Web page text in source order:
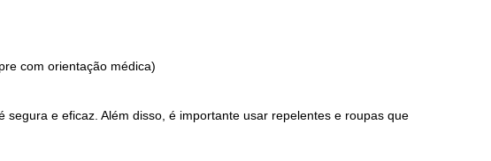
com orientação médica)
segura e eficaz. Além disso, é importante usar repelentes e roupas que